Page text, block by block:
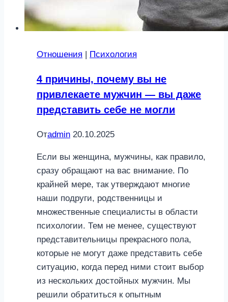
Отношения Психология
4 причины, почему вы не
привлекаете мужчин — вы даже
представить себе не могли
Отadmin 20.10.2025
Если вы женщина, мужчины, как правило,
сразу обращают на вас внимание. По
крайней мере, так утверждают многие
наши подруги, родственницы и
множественные специалисты в области
психологии. Тем не менее, существуют
представительницы прекрасного пола,
которые не могут даже представить себе
ситуацию, когда перед ними стоит выбор
из нескольких достойных мужчин. Мы
решили обратиться к опытным